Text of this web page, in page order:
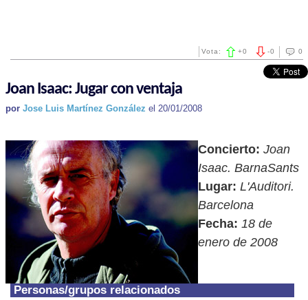
0
-0
Vota: +0
Joan Isaac: Jugar con ventaja
por Jose Luis Martínez González el 20/01/2008
Concierto: Joan
Isaac. BarnaSants
Lugar: L'Auditori.
Barcelona
Fecha: 18 de
enero de 2008
Personas/grupos relacionados